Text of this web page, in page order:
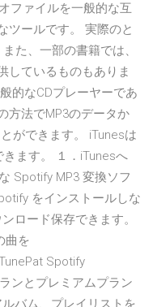
ファイルを一般的な互
ツールです。 実際のと
た、一部の書籍では、
しているものもありま
的なCDプレーヤーであ
方法でMP3のデータか
ができます。 iTunesは
ます。 １．iTunesへ
Spotify MP3 変換ソフ
をインストールしな
ロード保存できます。
曲を
Spotify
ンとプレミアムプラン